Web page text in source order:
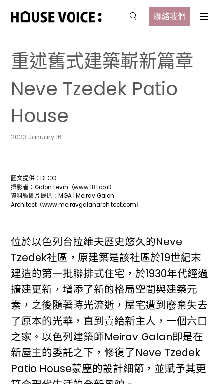
聯絡我們
重述舊式建築嶄新篇章
Neve Tzedek Patio
House
2023 January 16
圖文提供：DECO
攝影者：Gidon Levin（www.181.co.il）
資料暨圖片提供：MGA | Meirav Galan
Architect（www.meiravgalanarchitect.com）
位於以色列台拉維夫歷史悠久的Neve
Tzedek社區，原建築是該社區於19世紀末
建造的第一批聯排式住宅，於1930年代經過
擴建更新，增添了新的格局空間與建築元
素，之後隨著時光流逝，屋宅遭到廢棄失去
了原本的光華，直到賣給新主人，一個六口
之家。以色列建築師Meirav Galan即是在
新屋主的委託之下，修復了Neve Tzedek
Patio House蒙塵的設計細節，並賦予其更